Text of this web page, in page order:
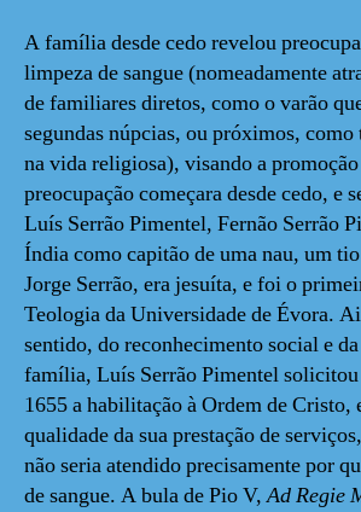
A família desde cedo revelou
limpeza de sangue (nomeadamente
de familiares diretos, como o varão
segundas núpcias, ou próximos, como
na vida religiosa), visando a
preocupação começara desde cedo, e
Luís Serrão Pimentel, Fernão Serrão
Índia como capitão de uma nau, um
Jorge Serrão, era jesuíta, e foi o
Teologia da Universidade de Évora.
sentido, do reconhecimento social e
família, Luís Serrão Pimentel
1655 a habilitação à Ordem de Cristo,
qualidade da sua prestação de
não seria atendido precisamente por
de sangue. A bula de Pio V,Ad Regie